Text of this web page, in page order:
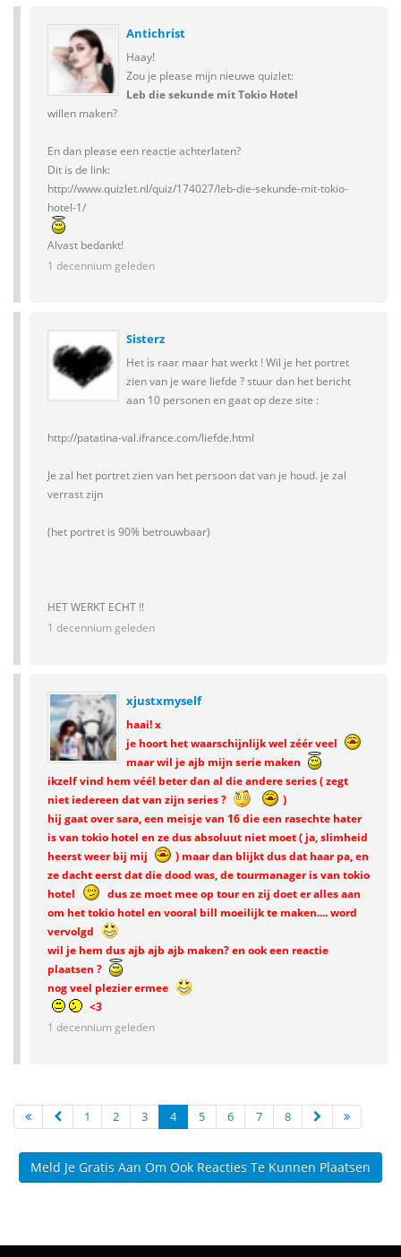
Antichrist
Haay!
Zou je please mijn nieuwe quizlet:
Leb die sekunde mit Tokio Hotel
willen maken?
En dan please een reactie achterlaten?
Dit is de link:
http://www.quizlet.nl/quiz/174027/leb-die-sekunde-mit-tokio-
hotel-1/
Alvast bedankt!
1 decennium geleden
Sisterz
Het is raar maar hat werkt ! Wil je het portret
zien van je ware liefde ? stuur dan het bericht
aan 10 personen en gaat op deze site :
http://patatina-val.ifrance.com/liefde.html
Je zal het portret zien van het persoon dat van je houd. je zal
verrast zijn
(het portret is 90% betrouwbaar)
HET WERKT ECHT !!
1 decennium geleden
xjustxmyself
haai! x
je hoort het waarschijnlijk wel zéér veel
maar wil je ajb mijn serie maken
ikzelf vind hem véél beter dan al die andere series ( zegt
niet iedereen dat van zijn series ?
)
hij gaat over sara, een meisje van 16 die een rasechte hater
is van tokio hotel en ze dus absoluut niet moet ( ja, slimheid
heerst weer bij mij
) maar dan blijkt dus dat haar pa, en
ze dacht eerst dat die dood was, de tourmanager is van tokio
hotel
dus ze moet mee op tour en zij doet er alles aan
om het tokio hotel en vooral bill moeilijk te maken.... word
vervolgd
wil je hem dus ajb ajb ajb maken? en ook een reactie
plaatsen ?
nog veel plezier ermee
<3
1 decennium geleden
1 2 3 4 5 6 7 8
Meld Je Gratis Aan Om Ook Reacties Te Kunnen Plaatsen